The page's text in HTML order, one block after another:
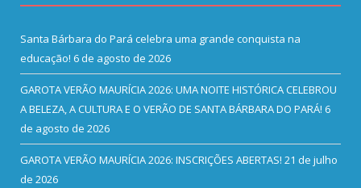
Santa Bárbara do Pará celebra uma grande conquista na
educação! 6 de agosto de 2026
GAROTA VERÃO MAURÍCIA 2026: UMA NOITE HISTÓRICA CELEBROU
A BELEZA, A CULTURA E O VERÃO DE SANTA BÁRBARA DO PARÁ! 6
de agosto de 2026
GAROTA VERÃO MAURÍCIA 2026: INSCRIÇÕES ABERTAS! 21 de julho
de 2026